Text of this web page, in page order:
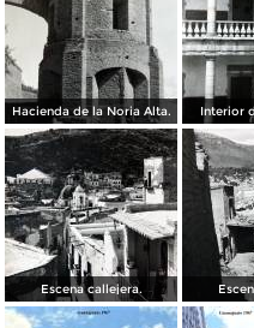
Hacienda de la Noria Alta. Interior
Escena callejera.